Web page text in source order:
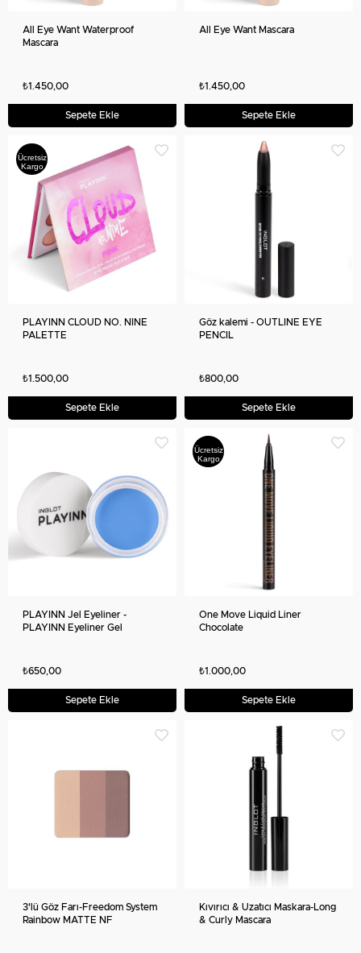
All Eye Want Waterproof
Mascara
₺1.450,00
Sepete Ekle
All Eye Want Mascara
₺1.450,00
Sepete Ekle
Ücretsiz
Kargo
PLAYINN CLOUD NO. NINE
PALETTE
₺1.500,00
Sepete Ekle
Göz kalemi - OUTLINE EYE
PENCIL
₺800,00
Sepete Ekle
PLAYINN Jel Eyeliner -
PLAYINN Eyeliner Gel
₺650,00
Sepete Ekle
Ücretsiz
Kargo
One Move Liquid Liner
Chocolate
₺1.000,00
Sepete Ekle
3'lü Göz Farı-Freedom System
Rainbow MATTE NF
Kıvırıcı & Uzatıcı Maskara-Long
& Curly Mascara